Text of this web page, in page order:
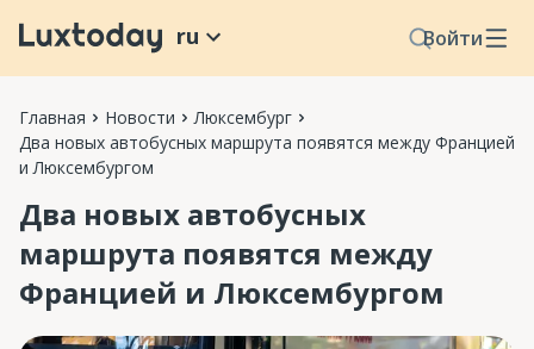
Войти
ru
Главная Новости
Люксембург
Два новых автобусных маршрута появятся между Францией
и Люксембургом
Два новых автобусных
маршрута появятся между
Францией и Люксембургом